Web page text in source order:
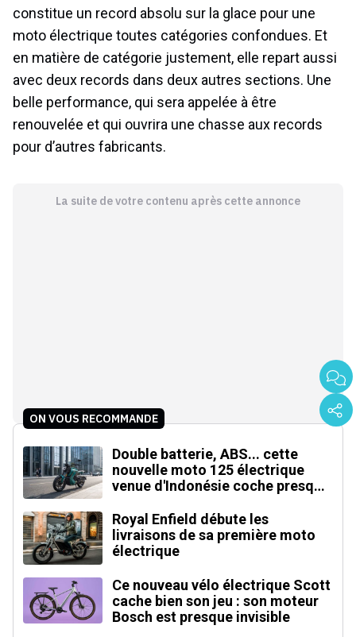
constitue un record absolu sur la glace pour une
moto électrique toutes catégories confondues. Et
en matière de catégorie justement, elle repart aussi
avec deux records dans deux autres sections. Une
belle performance, qui sera appelée à être
renouvelée et qui ouvrira une chasse aux records
pour d’autres fabricants.
La suite de votre contenu après cette annonce
ON VOUS RECOMMANDE
Double batterie, ABS... cette
nouvelle moto 125 électrique
venue d'Indonésie coche presque
Royal Enfield débute les
livraisons de sa première moto
électrique
Ce nouveau vélo électrique Scott
cache bien son jeu : son moteur
Bosch est presque invisible